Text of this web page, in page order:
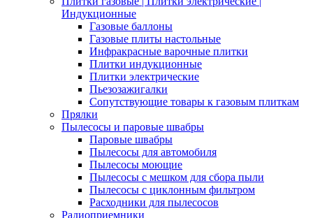
Индукционные
Газовые баллоны
Газовые плиты настольные
Инфракрасные варочные плитки
Плитки индукционные
Плитки электрические
Пьезозажигалки
Сопутствующие товары к газовым плиткам
Прялки
Пылесосы и паровые швабры
Паровые швабры
Пылесосы для автомобиля
Пылесосы моющие
Пылесосы с мешком для сбора пыли
Пылесосы с циклонным фильтром
Расходники для пылесосов
Радиоприемники